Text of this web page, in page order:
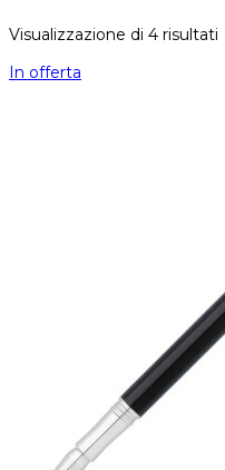
Visualizzazione di 4 risultati
In offerta